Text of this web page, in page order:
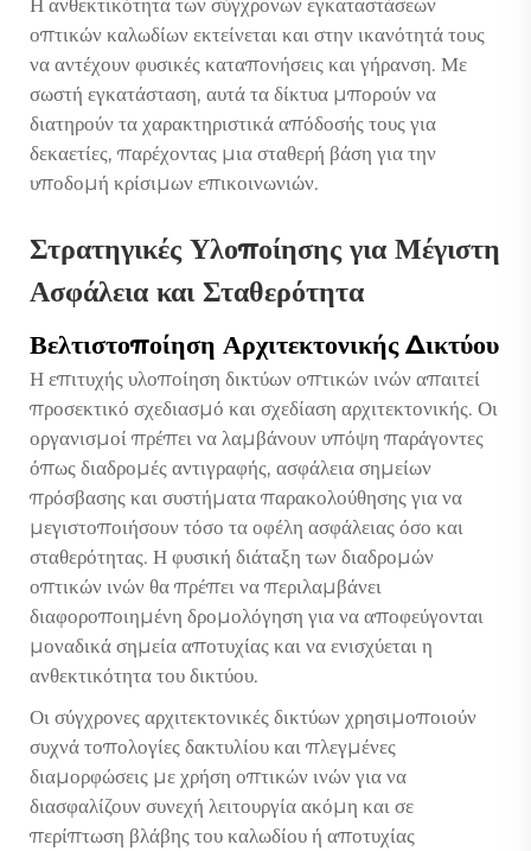
οπτικών καλωδίων εκτείνεται και στην ικανότητά τους
να αντέχουν φυσικές καταπονήσεις και γήρανση. Με
σωστή εγκατάσταση, αυτά τα δίκτυα μπορούν να
διατηρούν τα χαρακτηριστικά απόδοσής τους για
δεκαετίες, παρέχοντας μια σταθερή βάση για την
υποδομή κρίσιμων επικοινωνιών.
Στρατηγικές Υλοποίησης για Μέγιστη
Ασφάλεια και Σταθερότητα
Βελτιστοποίηση Αρχιτεκτονικής Δικτύου
Η επιτυχής υλοποίηση δικτύων οπτικών ινών απαιτεί
προσεκτικό σχεδιασμό και σχεδίαση αρχιτεκτονικής. Οι
οργανισμοί πρέπει να λαμβάνουν υπόψη παράγοντες
όπως διαδρομές αντιγραφής, ασφάλεια σημείων
πρόσβασης και συστήματα παρακολούθησης για να
μεγιστοποιήσουν τόσο τα οφέλη ασφάλειας όσο και
σταθερότητας. Η φυσική διάταξη των διαδρομών
οπτικών ινών θα πρέπει να περιλαμβάνει
διαφοροποιημένη δρομολόγηση για να αποφεύγονται
μοναδικά σημεία αποτυχίας και να ενισχύεται η
ανθεκτικότητα του δικτύου.
Οι σύγχρονες αρχιτεκτονικές δικτύων χρησιμοποιούν
συχνά τοπολογίες δακτυλίου και πλεγμένες
διαμορφώσεις με χρήση οπτικών ινών για να
διασφαλίζουν συνεχή λειτουργία ακόμη και σε
περίπτωση βλάβης του καλωδίου ή αποτυχίας